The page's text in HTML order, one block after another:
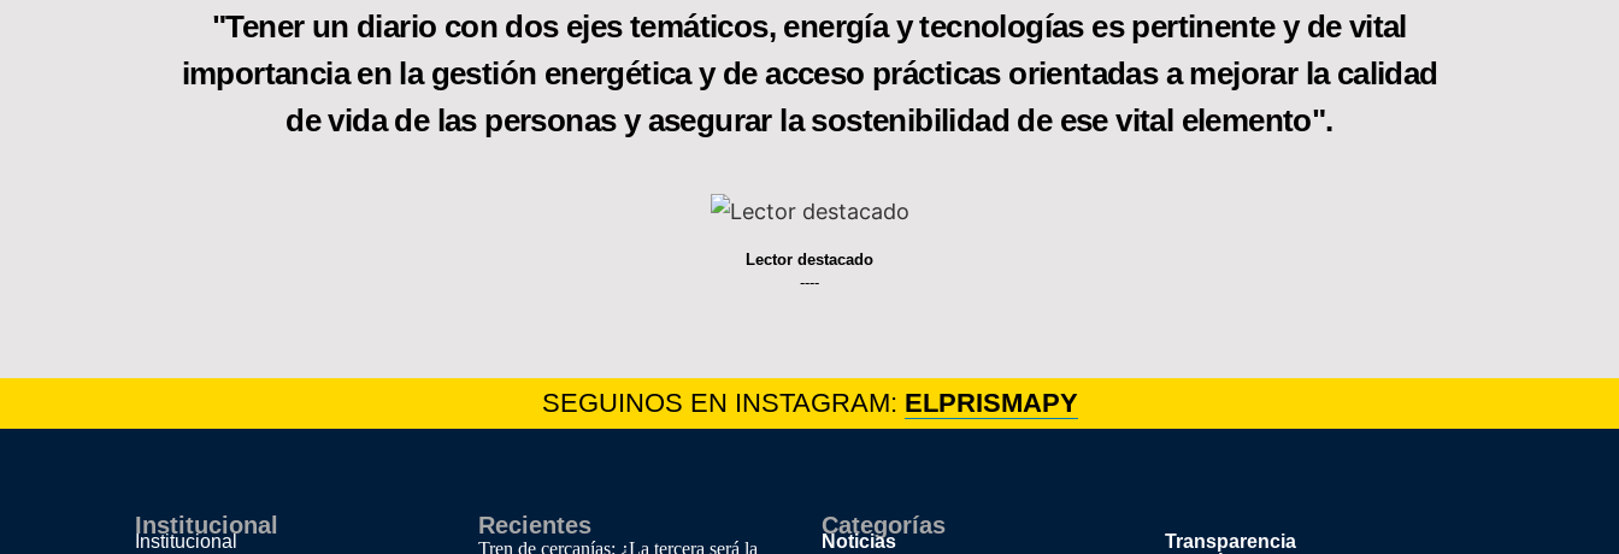
"Tener un diario con dos ejes temáticos, energía y tecnologías es pertinente y de vital
importancia en la gestión energética y de acceso prácticas orientadas a mejorar la calidad
de vida de las personas y asegurar la sostenibilidad de ese vital elemento".
Lector destacado
----
SEGUINOS EN INSTAGRAM: ELPRISMAPY
Institucional
Institucional
Recientes
Tren de cercanías: ¿La tercera será la
Categorías
Noticias
Transparencia